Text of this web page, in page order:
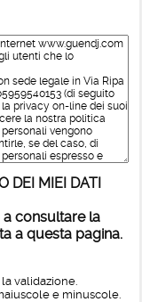
DEI MIEI DATI
a consultare la
a questa pagina.
validazione.
e minuscole.